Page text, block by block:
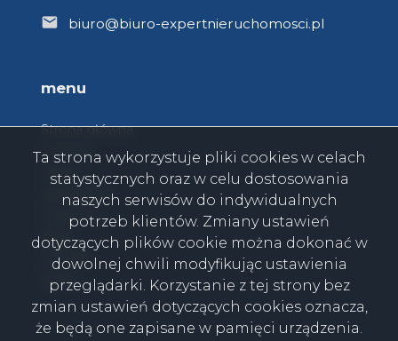
biuro@biuro-expertnieruchomosci.pl
menu
Strona główna
O firmie
Oferty
Zgłoszenia
Ulubione
Blog
Kontakt
Rodo
Ta strona wykorzystuje pliki cookies w celach
statystycznych oraz w celu dostosowania
naszych serwisów do indywidualnych
potrzeb klientów. Zmiany ustawień
dotyczących plików cookie można dokonać w
dowolnej chwili modyfikując ustawienia
przeglądarki. Korzystanie z tej strony bez
zmian ustawień dotyczących cookies oznacza,
że będą one zapisane w pamięci urządzenia.